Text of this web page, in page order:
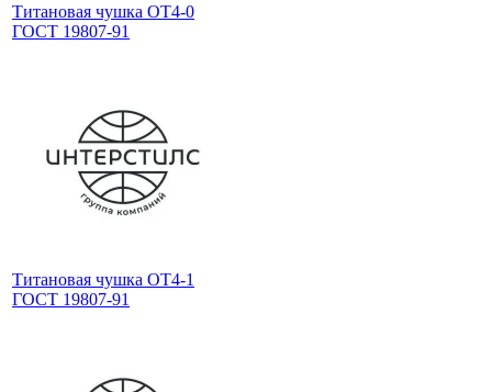
Титановая чушка ОТ4-0
ГОСТ 19807-91
Титановая чушка ОТ4-1
ГОСТ 19807-91